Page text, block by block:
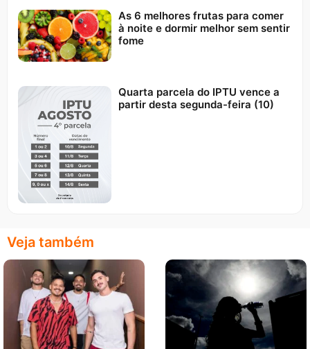
As 6 melhores frutas para comer
à noite e dormir melhor sem sentir
fome
Quarta parcela do IPTU vence a
partir desta segunda-feira (10)
Veja também